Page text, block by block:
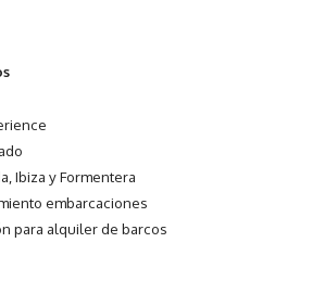
Ibiza y Formentera
embarcaciones
para alquiler de barcos